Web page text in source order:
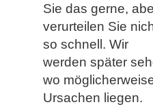
Sie das gerne,
verurteilen Sie
so schnell. Wir
werden später
wo
Ursachen liegen.